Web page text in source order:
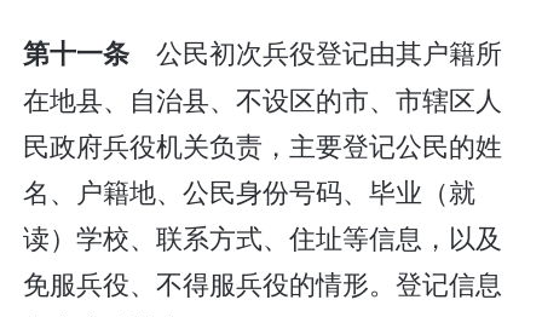
第十一条公民初次兵役登记由其户籍所
在地县、自治县、不设区的市、市辖区人
民政府兵役机关负责，主要登记公民的姓
名、户籍地、公民身份号码、毕业（就
读）学校、联系方式、住址等信息，以及
免服兵役、不得服兵役的情形。登记信息